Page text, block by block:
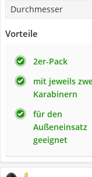
Durchmesser
Vorteile
2er-Pack
mit jeweils
Karabinern
für den
Außeneinsatz
geeignet